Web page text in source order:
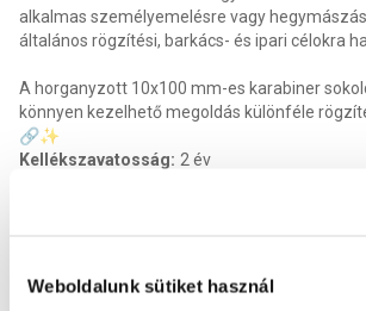
Weboldalunk sütiket használ
alkalmas személyemelésre vagy
általános rögzítési, barkács- és ipari célokra
A horganyzott 10x100 mm-es karabiner
könnyen kezelhető megoldás különféle
🔗✨
Kellékszavatosság: 2 év
Termék méret mélysége: 1 cm